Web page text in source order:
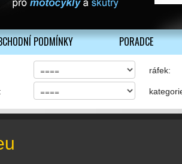
PODMÍNKY PORADCE
ráfek: